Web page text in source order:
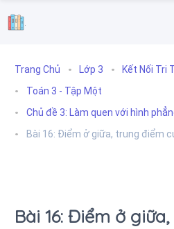
.
Trang Chủ Lớp 3
Kết Nối Tri
Toán 3 - Tập Một
Chủ đề 3: Làm quen với hình
Bài 16: Điểm ở giữa, trung điểm
Bài 16: Điểm ở